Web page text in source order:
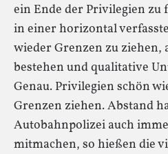
ein Ende der Privilegien zu
in einer horizontal
wieder Grenzen zu ziehen,
bestehen und qualitative
Genau. Privilegien schön
Grenzen ziehen. Abstand
Autobahnpolizei auch
mitmachen, so hießen die